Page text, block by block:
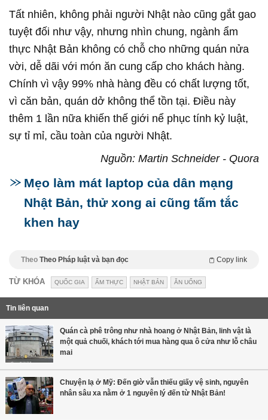
Tất nhiên, không phải người Nhật nào cũng gắt gao
tuyệt đối như vậy, nhưng nhìn chung, ngành ẩm
thực Nhật Bản không có chỗ cho những quán nửa
vời, dễ dãi với món ăn cung cấp cho khách hàng.
Chính vì vậy 99% nhà hàng đều có chất lượng tốt,
vì căn bản, quán dở không thể tồn tại. Điều này
thêm 1 lần nữa khiến thế giới nể phục tính kỷ luật,
sự tỉ mỉ, cầu toàn của người Nhật.
Nguồn: Martin Schneider - Quora
Mẹo làm mát laptop của dân mạng
Nhật Bản, thử xong ai cũng tấm tắc
khen hay
Theo Theo Pháp luật và bạn đọc Copy link
TỪ KHÓA QUỐC GIA ẨM THỰC NHẬT BẢN ĂN UỐNG
Tin liên quan
Quán cà phê trông như nhà hoang ở Nhật Bản, linh vật là
một quả chuối, khách tới mua hàng qua ô cửa như lỗ châu
mai
Chuyện lạ ở Mỹ: Đến giờ vẫn thiếu giấy vệ sinh, nguyên
nhân sâu xa nằm ở 1 nguyên lý đến từ Nhật Bản!